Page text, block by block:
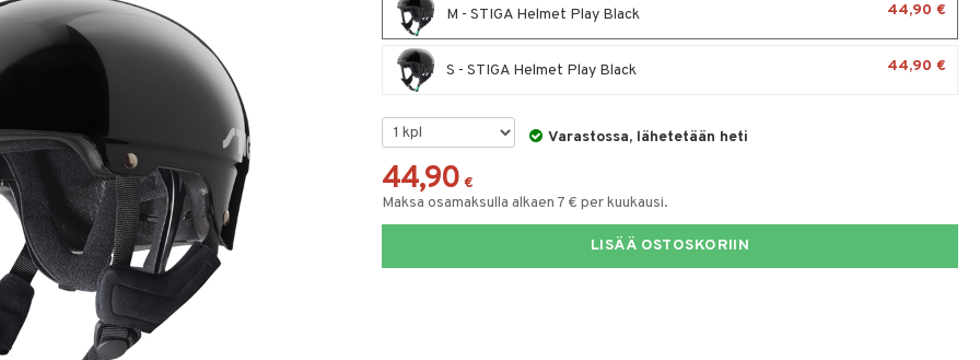
M - STIGA Helmet Play Black 44,90 €
S - STIGA Helmet Play Black 44,90 €
Varastossa, lähetetään heti
44,90 €
Maksa osamaksulla alkaen 7 € per kuukausi.
LISÄÄ OSTOSKORIIN